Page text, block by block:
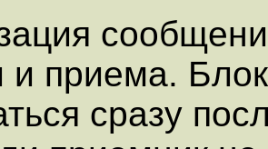
и приема.
сразу